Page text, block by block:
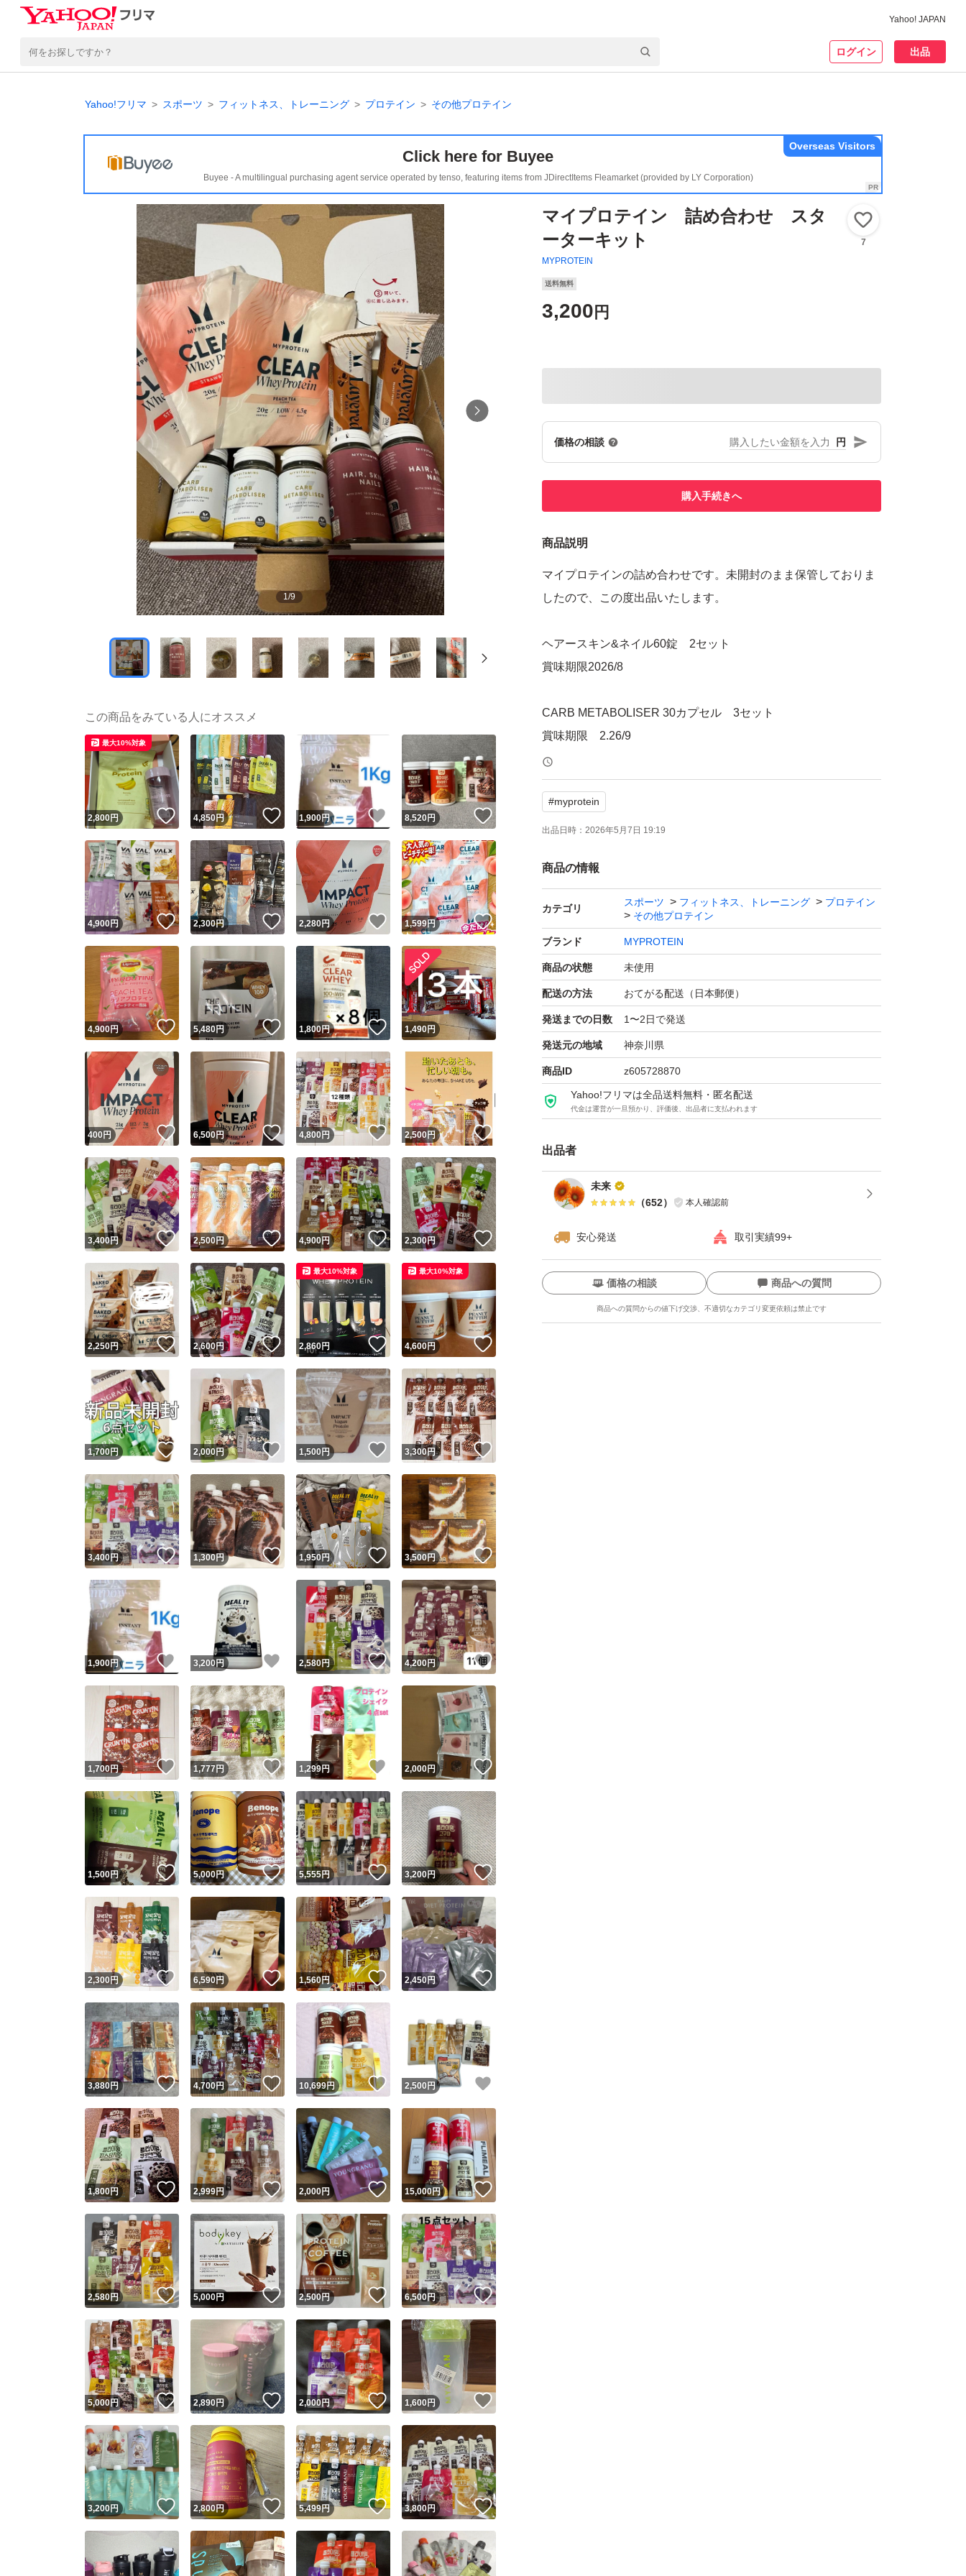
Yahoo! JAPAN
ログイン 出品
Yahoo!フリマ スポーツ フィットネス、トレーニング プロテイン その他プロテイン
Click here for Buyee
Buyee - A multilingual purchasing agent service operated by tenso, featuring items from JDirectItems Fleamarket (provided by LY Corporation)
Overseas Visitors
1/9
マイプロテイン 詰め合わせ スタ
ーターキット
MYPROTEIN
7
送料無料
3,200 円
価格の相談 円
購入手続きへ
商品説明
マイプロテインの詰め合わせです。未開封のまま保管しておりま
したので、この度出品いたします。
ヘアースキン&ネイル60錠 2セット
賞味期限2026/8
CARB METABOLISER 30カプセル 3セット
賞味期限 2.26/9
レイヤードバー ２本
賞味期限2026/7/9
賞味期限2027/5
プロテイン20g（ピーチティー）1袋
賞味期限2026/12
【ブランド】MYPROTEIN
【商品の状態】未使用
#myprotein
出品日時： 2026年5月7日 19:19
商品の情報
カテゴリ
スポーツ フィットネス、トレーニング
プロテイン
その他プロテイン
ブランド MYPROTEIN
商品の状態 未使用
配送の方法 おてがる配送（日本郵便）
発送までの日数 1〜2日で発送
発送元の地域 神奈川県
商品ID z605728870
Yahoo!フリマは全品送料無料・匿名配送
代金は運営が一旦預かり、評価後、出品者に支払われます
出品者
未来
（652） 本人確認前
安心発送 取引実績99+
ユーザーの実績について
Yahoo!フリマが定めた一定の基準を満たしたユーザーにバッジを付与しています
安心取引出品者
安心取引出品者 Yahoo!フリマの基準をクリアした安心・安全なユーザーです
取引実績
取引実績◯+ このユーザーはYahoo!フリマの取引を完了させた実績があります
他フリマ実績◯+ このユーザーは他フリマサービスでの取引実績があります
スピード&安心発送
※このバッジは実績に基づく表示であり、発送を保証しているものではありません
スピード＆安心発送
このユーザーは高頻度で24時間以内＆設定した発送日数内に発送してい
スピード発送 このユーザーは高頻度で24時間以内に発送しています
安心発送 このユーザーは設定した発送日数内に発送しています
価格の相談 商品への質問
商品への質問からの値下げ交渉、不適切なカテゴリ変更依頼は禁止です
この商品の情報をコピーします
商品画像の 無断転載は禁止されています
コピーは1商品につき1回です
出品ページへ
キャンセル
この商品をみている人にオススメ
2,800円 いいね！
最大10%対象
4,850円 いいね！
1,900円 いいね！
8,520円 いいね！
4,900円 いいね！
2,300円 いいね！
2,280円 いいね！
1,599円 いいね！
4,900円 いいね！
5,480円 いいね！
1,800円 いいね！
1,490円
400円 いいね！
6,500円 いいね！
4,800円 いいね！
2,500円
3,400円 いいね！
2,500円 いいね！
4,900円 いいね！
2,300円 いいね！
2,250円 いいね！
2,600円 いいね！
2,860円 いいね！
最大10%対象
4,600円
最大10%対象
1,700円 いいね！
2,000円 いいね！
1,500円 いいね！
3,300円
3,400円 いいね！
1,300円 いいね！
1,950円 いいね！
3,500円 いいね！
1,900円 いいね！
3,200円 いいね！
2,580円 いいね！
4,200円 いいね！
1,700円 いいね！
1,777 円 いいね！
1,299円 いいね！
2,000円
1,500円 いいね！
5,000円 いいね！
5,555円 いいね！
3,200円 いいね！
2,300円 いいね！
6,590円 いいね！
1,560円 いいね！
2,450円
3,880円 いいね！
4,700円 いいね！
10,699円 いいね！
2,500 円
1,800円 いいね！
2,999円 いいね！
2,000円 いいね！
15,000円 いいね！
2,580円 いいね！
5,000円 いいね！
2,500円 いいね！
6,500円 いいね！
5,000円 いいね！
2,890円 いいね！
2,000円 いいね！
1,600円
3,200円 いいね！
2,800円 いいね！
5,499円 いいね！
3,800円 いいね！